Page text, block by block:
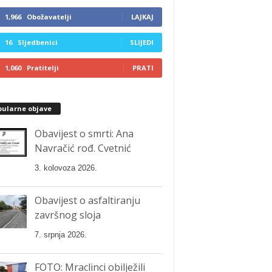
1,966 Obožavatelji LAJKAJ
16 Sljedbenici SLIJEDI
1,060 Pratitelji PRATI
objave
Obavijest o smrti: Ana
Navračić rođ. Cvetnić
3. kolovoza 2026.
Obavijest o asfaltiranju
završnog sloja
7. srpnja 2026.
FOTO: Mraclinci obilježili